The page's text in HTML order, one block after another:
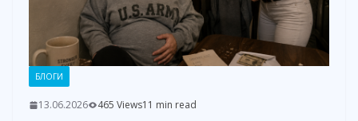
БЛОГИ
13.06.2026 465 Views11 min read